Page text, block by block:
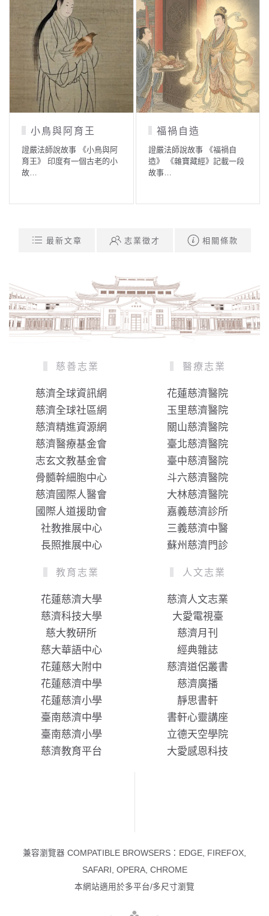
小鳥與阿育王
證嚴法師說故事 《小鳥與阿
育王》 印度有一個古老的小
故…
福禍自造
證嚴法師說故事 《福禍自
造》 《雜寶藏經》記載一段
故事…
最新文章 志業徵才 相關條款
慈善志業
慈濟全球資訊網
慈濟全球社區網
慈濟精進資源網
慈濟醫療基金會
志玄文教基金會
骨髓幹細胞中心
慈濟國際人醫會
國際人道援助會
社教推展中心
長照推展中心
醫療志業
花蓮慈濟醫院
玉里慈濟醫院
關山慈濟醫院
臺北慈濟醫院
臺中慈濟醫院
斗六慈濟醫院
大林慈濟醫院
嘉義慈濟診所
三義慈濟中醫
蘇州慈濟門診
教育志業
花蓮慈濟大學
慈濟科技大學
慈大教研所
慈大華語中心
花蓮慈大附中
花蓮慈濟中學
花蓮慈濟小學
臺南慈濟中學
臺南慈濟小學
慈濟教育平台
人文志業
慈濟人文志業
大愛電視臺
慈濟月刊
經典雜誌
慈濟道侶叢書
慈濟廣播
靜思書軒
書軒心靈講座
立德天空學院
大愛感恩科技
兼容瀏覽器 COMPATIBLE BROWSERS：EDGE, FIREFOX,
SAFARI, OPERA, CHROME
本網站適用於多平台/多尺寸瀏覽